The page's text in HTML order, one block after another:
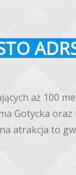
aż 100
Gotycka
atrakcja to